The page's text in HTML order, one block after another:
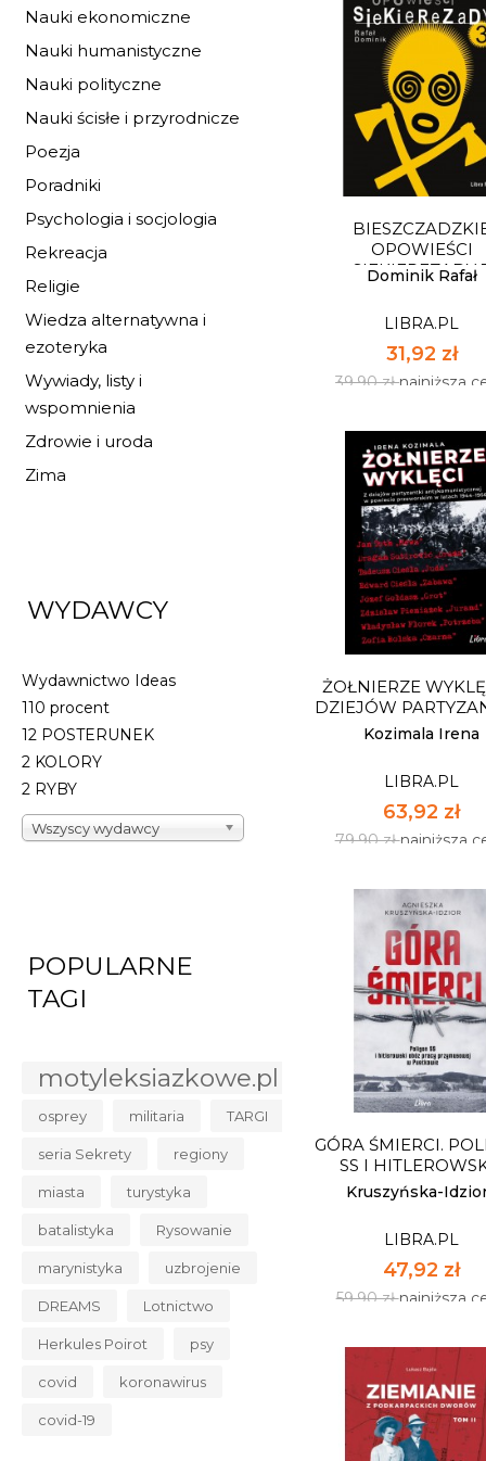
Nauki ekonomiczne
Nauki humanistyczne
Nauki polityczne
Nauki ścisłe i przyrodnicze
Poezja
Poradniki
Psychologia i socjologia
Rekreacja
Religie
Wiedza alternatywna i
ezoteryka
Wywiady, listy i
wspomnienia
Zdrowie i uroda
Zima
WYDAWCY
Wydawnictwo Ideas
110 procent
12 POSTERUNEK
2 KOLORY
2 RYBY
Wszyscy wydawcy
POPULARNE
TAGI
motyleksiazkowe.pl
osprey militaria TARGI
seria Sekrety regiony
miasta turystyka
batalistyka Rysowanie
marynistyka uzbrojenie
DREAMS Lotnictwo
Herkules Poirot psy
covid koronawirus
covid-19
YELLOWSTONE
GORĄCYCH
LIBRA.PL
39,92 zł
49,90 złnajniższa
Dostępnych: 41
Ilość:
DO KOSZYKA
OPOWIEŚCI
SIEKIEREZADY
Dominik Rafał
LIBRA.PL
31,92 zł
39,90 złnajniższa
OPOWIEŚCI
SIEKIEREZADY 3
LIBRA.PL
31,92 zł
39,90 złnajniższa
Dostępnych: 12
Ilość:
DO KOSZYKA
ŻOŁNIERZE
DZIEJÓW
Kozimala Irena
LIBRA.PL
63,92 zł
79,90 złnajniższa
ŻOŁNIERZE
DZIEJÓW
LIBRA.PL
63,92 zł
79,90 złnajniższa
Dostępnych: 13
Ilość:
DO KOSZYKA
GÓRA ŚMIERCI.
SS I
Kruszyńska-
LIBRA.PL
47,92 zł
59,90 złnajniższa